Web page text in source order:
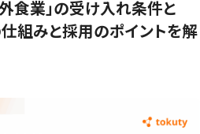
食業」の受け入れ条件と
組みと採用のポイントを解